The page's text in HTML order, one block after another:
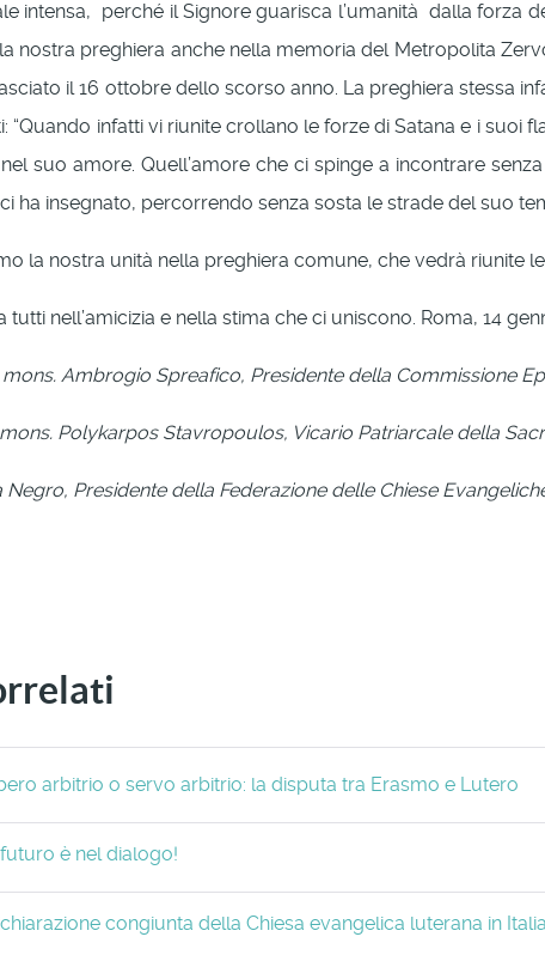
intensa, perché il Signore guarisca l’umanità dalla forza
nostra preghiera anche nella memoria del Metropolita
il 16 ottobre dello scorso anno. La preghiera stessa
“Quando infatti vi riunite crollano le forze di Satana e i suoi
suo amore. Quell’amore che ci spinge a incontrare
ha insegnato, percorrendo senza sosta le strade del suo
la nostra unità nella preghiera comune, che vedrà riunite
nell’amicizia e nella stima che ci uniscono. Roma, 14
mons. Ambrogio Spreafico, Presidente della Commissione
Polykarpos Stavropoulos, Vicario Patriarcale della
Presidente della Federazione delle Chiese
arbitrio o servo arbitrio: la disputa tra Erasmo e Lutero
è nel dialogo!
congiunta della Chiesa evangelica luterana in